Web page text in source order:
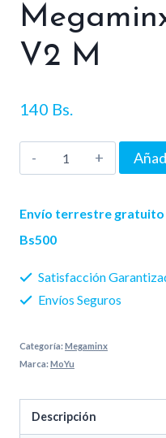
V2 M
140 Bs.
Megaminx
Meilong
V2
M
Envío terrestre gratuito
Bs500
Satisfacción
Envíos Seguros
Categoría:Megaminx
Marca:MoYu
Descripción